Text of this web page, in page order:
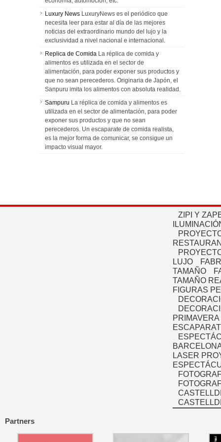
Luxury News LuxuryNews es el periódico que
necesita leer para estar al día de las mejores
noticias del extraordinario mundo del lujo y la
exclusividad a nivel nacional e internacional.
Replica de Comida La réplica de comida y
alimentos es utilizada en el sector de
alimentación, para poder exponer sus productos y
que no sean perecederos. Originaria de Japón, el
Sanpuru imita los alimentos con absoluta realidad.
Sampuru La réplica de comida y alimentos es
utilizada en el sector de alimentación, para poder
exponer sus productos y que no sean
perecederos. Un escaparate de comida realista,
es la mejor forma de comunicar, se consigue un
impacto visual mayor.
ZIPI Y
LUJO
TAMAÑO
TAMAÑO
FIGURAS
PRIMAVERA
LASER
Partners